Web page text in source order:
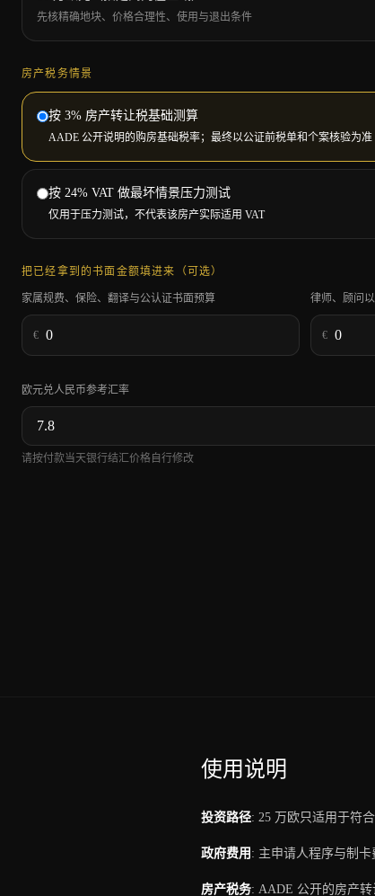
先核精确地块、价格合理性、使用与退出条件
房产税务情景
按 3% 房产转让税基础测算
AADE 公开说明的购房基础税率；最终以公证前税单和个案核验为准
按 24% VAT 做最坏情景压力测试
仅用于压力测试，不代表该房产实际适用 VAT
把已经拿到的书面金额填进来（可选）
家属规费、保险、翻译与公认证书面预算
€
律师、顾问
€
欧元兑人民币参考汇率
请按付款当天银行结汇价格自行修改
使用说明
投资路径: 25 万欧只适用于符
政府费用 : 主申请人程序与制卡
房产税务: AADE 公开的房产转